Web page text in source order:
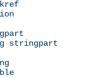
stringpart